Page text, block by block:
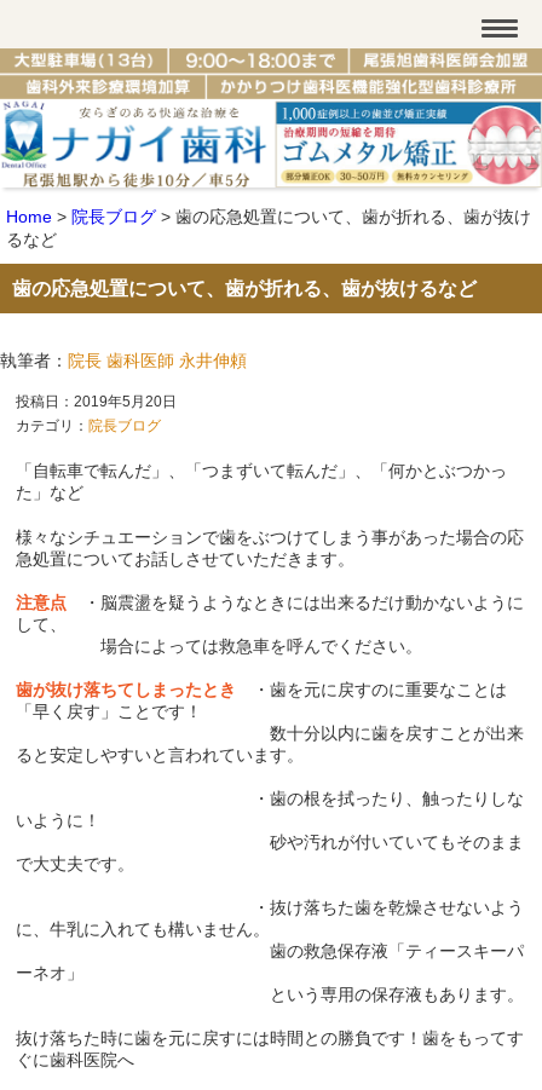
Home > 院長ブログ > 歯の応急処置について、歯が折れる、歯が抜け
るなど
歯の応急処置について、歯が折れる、歯が抜けるなど
執筆者： 院長 歯科医師 永井伸頼
投稿日：2019年5月20日
カテゴリ： 院長ブログ
「自転車で転んだ」、「つまずいて転んだ」、「何かとぶつかっ
た」など
様々なシチュエーションで歯をぶつけてしまう事があった場合の応
急処置についてお話しさせていただきます。
注意点
・脳震盪を疑うようなときには出来るだけ動かないように
して、
場合によっては救急車を呼んでください。
歯が抜け落ちてしまったとき
・歯を元に戻すのに重要なことは
「早く戻す」ことです！
数十分以内に歯を戻すことが出来
ると安定しやすいと言われています。
・歯の根を拭ったり、触ったりしな
いように！
砂や汚れが付いていてもそのまま
で大丈夫です。
・抜け落ちた歯を乾燥させないよう
に、牛乳に入れても構いません。
歯の救急保存液「ティースキーパ
ーネオ」
という専用の保存液もあります。
抜け落ちた時に歯を元に戻すには時間との勝負です！歯をもってす
ぐに歯科医院へ